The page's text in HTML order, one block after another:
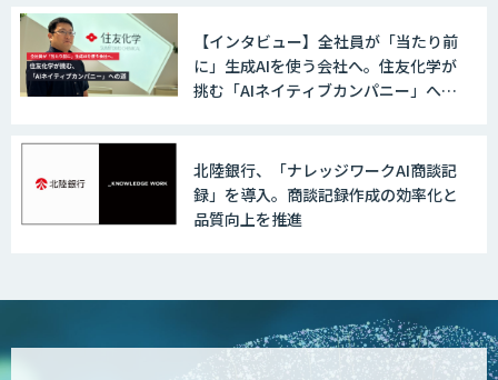
【インタビュー】全社員が「当たり前
に」生成AIを使う会社へ。住友化学が
挑む「AIネイティブカンパニー」への
北陸銀行、「ナレッジワークAI商談記
録」を導入。商談記録作成の効率化と
品質向上を推進